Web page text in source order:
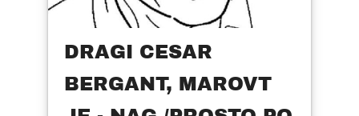
DRAGI CESAR
BERGANT, MAROVT